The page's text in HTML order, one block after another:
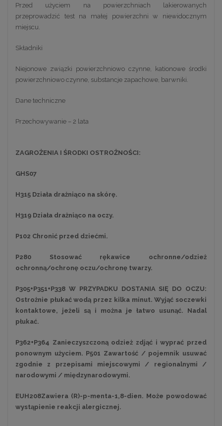
Przed użyciem na powierzchniach lakierowanych
przeprowadzić test na małej powierzchni w niewidocznym
miejscu.
Składniki
Niejonowe związki powierzchniowo czynne, kationowe środki
powierzchniowo czynne, substancje zapachowe, barwniki.
Dane techniczne
Przechowywanie – 2 lata
ZAGROŻENIA I ŚRODKI OSTROŻNOŚCI:
GHS07
H315 Działa drażniąco na skórę.
H319 Działa drażniąco na oczy.
P102 Chronić przed dziećmi.
P280 Stosować rękawice ochronne/odzież
ochronną/ochronę oczu/ochronę twarzy.
P305+P351+P338 W PRZYPADKU DOSTANIA SIĘ DO OCZU:
Ostrożnie płukać wodą przez kilka minut. Wyjąć soczewki
kontaktowe, jeżeli są i można je łatwo usunąć. Nadal
płukać.
P362+P364 Zanieczyszczoną odzież zdjąć i wyprać przed
ponownym użyciem. P501 Zawartość / pojemnik usuwać
zgodnie z przepisami miejscowymi / regionalnymi /
narodowymi / międzynarodowymi.
EUH208Zawiera (R)-p-menta-1,8-dien. Może powodować
wystąpienie reakcji alergicznej.